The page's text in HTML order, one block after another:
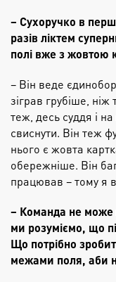
– Сухоручко в
разів ліктем
полі вже з жовтою
– Він веде
зіграв грубіше,
теж, десь суддя і
свиснути. Він теж
нього є жовта
обережніше. Він
працював – тому я
– Команда не може
ми розуміємо, що
Що потрібно
межами поля, аби